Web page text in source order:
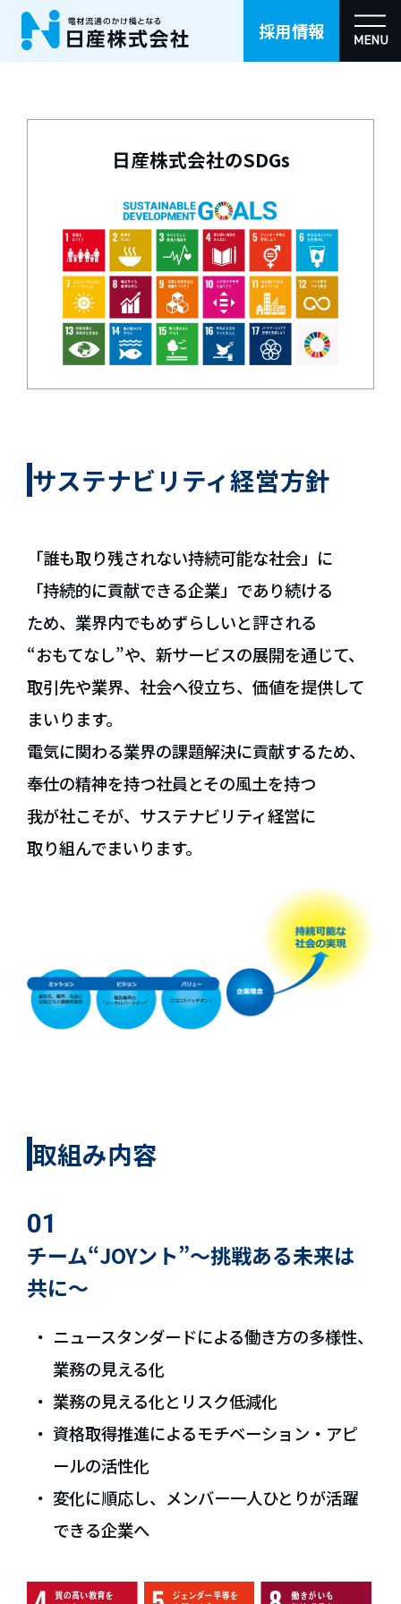
採用情報
日産株式会社のSDGs
サステナビリティ経営方針
「誰も取り残されない持続可能な社会」に
「持続的に貢献できる企業」であり続ける
ため、業界内でもめずらしいと評される
“おもてなし”や、新サービスの展開を通じて、
取引先や業界、社会へ役立ち、価値を提供して
まいります。
電気に関わる業界の課題解決に貢献するため、
奉仕の精神を持つ社員とその風土を持つ
我が社こそが、サステナビリティ経営に
取り組んでまいります。
取組み内容
01
チーム“JOYント”～挑戦ある未来は
共に～
ニュースタンダードによる働き方の多様性、
業務の見える化
業務の見える化とリスク低減化
資格取得推進によるモチベーション・アピ
ールの活性化
変化に順応し、メンバー一人ひとりが活躍
できる企業へ